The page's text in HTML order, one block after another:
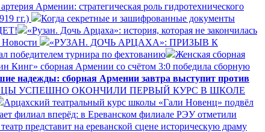
Армении: стратегическая роль гидротехнического
гг.)
Когда секретные и зашифрованные документы
«Рузан. Дочь Арцаха»: история, которая не закончилась
«РУЗАН. ДОЧЬ АРЦАХА»: ПРИЗЫВ К
победителем турнира по фехтованию
Женская сборная
Кинг» сборная Армении со счётом 3:0 победила сборную
надежды: сборная Армении завтра выступит против
УСПЕШНО ОКОНЧИЛИ ПЕРВЫЙ КУРС В ШКОЛЕ
Арцахский театральный курс школы «Гали Новенц» подвёл
филиал вперёд: в Ереванском филиале РЭУ отметили
представит на ереванской сцене историческую драму